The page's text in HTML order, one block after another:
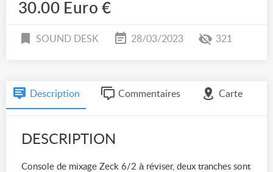
30.00 Euro €
SOUND DESK 28/03/2023 321
Description Commentaires Carte
DESCRIPTION
Console de mixage Zeck 6/2 à réviser, deux tranches sont